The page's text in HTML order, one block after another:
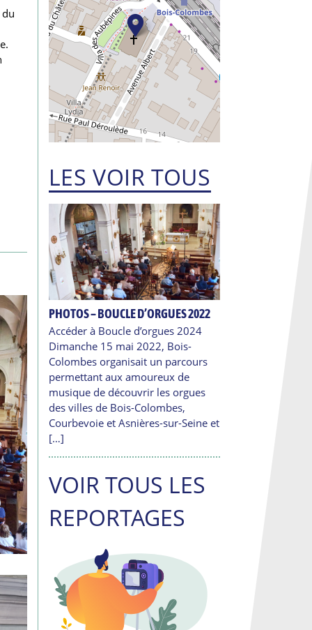
LES VOIR TOUS
PHOTOS – BOUCLE D’ORGUES 2022
Accéder à Boucle d’orgues 2024
Dimanche 15 mai 2022, Bois-
Colombes organisait un parcours
permettant aux amoureux de
musique de découvrir les orgues
des villes de Bois-Colombes,
Courbevoie et Asnières-sur-Seine et
[…]
VOIR TOUS LES
REPORTAGES